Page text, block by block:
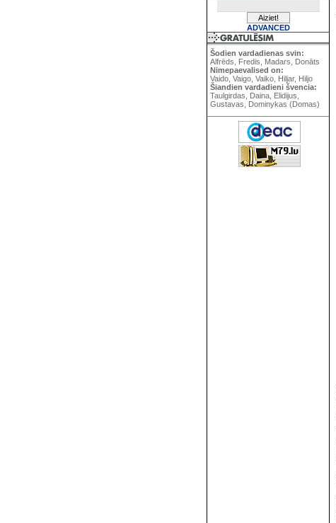
ADVANCED
Šodien vardadienas svin:
Alfrēds, Fredis, Madars, Donāts
Nimepaevalised on:
Vaido, Vaigo, Vaiko, Hiljar, Hiljo
Šiandien vardadieni švencia:
Taulgirdas, Daina, Elidijus,
Gustavas, Dominykas (Domas)